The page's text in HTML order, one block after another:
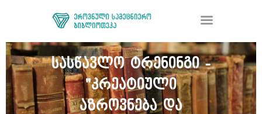
სასწავლო ტრენინგი -
"კრეატიული
აზროვნება და
ᲑᲘᲑᲚᲘᲝᲗᲔᲙᲐ
ᲛᲝᲛᲡᲐᲮᲣᲠᲔᲑᲐ